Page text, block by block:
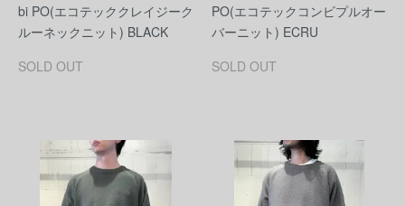
bi PO(エコテッククレイジーク
ルーネックニット) BLACK
SOLD OUT
PO(エコテックコンビプルオー
バーニット) ECRU
SOLD OUT